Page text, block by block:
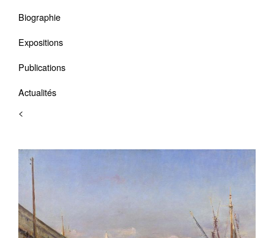
Biographie
Expositions
Publications
Actualités
<